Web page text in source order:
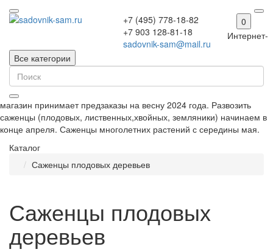
+7 (495) 778-18-82
+7 903 128-81-18
sadovnik-sam@mail.ru
0
Все категории
Интернет-
магазин принимает предзаказы на весну 2024 года. Развозить
саженцы (плодовых, лиственных,хвойных, земляники) начинаем в
конце апреля. Саженцы многолетних растений с середины мая.
Каталог
Саженцы плодовых деревьев
Саженцы плодовых
деревьев